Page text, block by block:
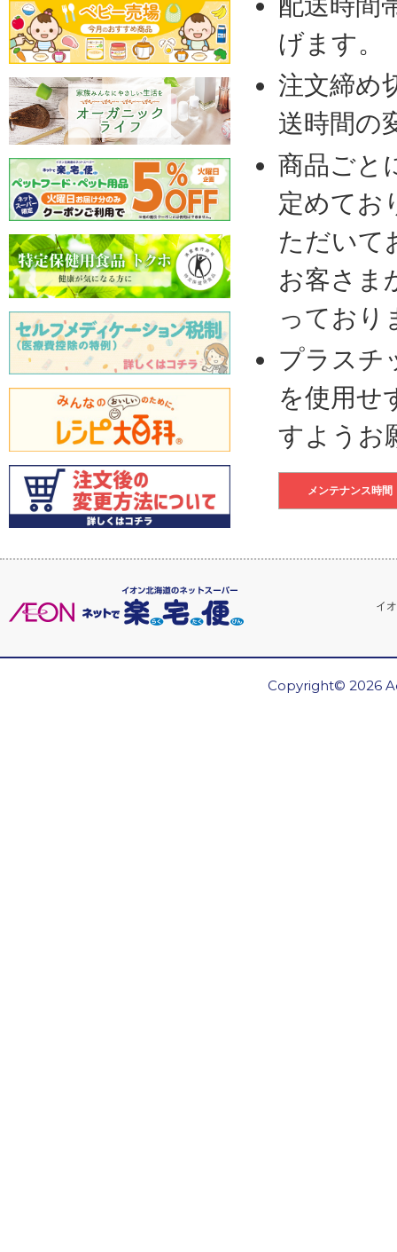
げます。
注文締め
送時間の
商品ごと
定めてお
ただいて
お客さま
っており
プラスチ
を使用せ
すようお
メンテナンス時間
イ
Copyright© 2026